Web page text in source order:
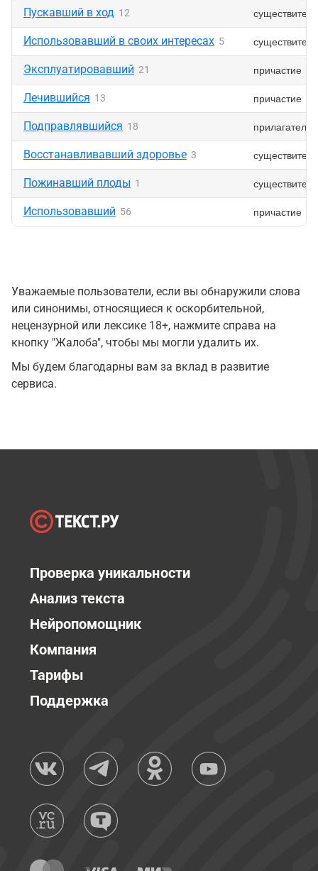
Пускавший в ход 12
Использовавший в своих интересах 5
Эксплуатировавший 21 причастие
Лечившийся 13 причастие
Подправлявшийся 18
Восстанавливавший здоровье 3
Пожинавший плоды 1
Использовавший 56 причастие
Уважаемые пользователи, если вы обнаружили слова
или синонимы, относящиеся к оскорбительной,
нецензурной или лексике 18+, нажмите справа на
кнопку "Жалоба", чтобы мы могли удалить их.
Мы будем благодарны вам за вклад в развитие
сервиса.
Проверка уникальности
Анализ текста
Нейропомощник
Компания
Тарифы
Поддержка